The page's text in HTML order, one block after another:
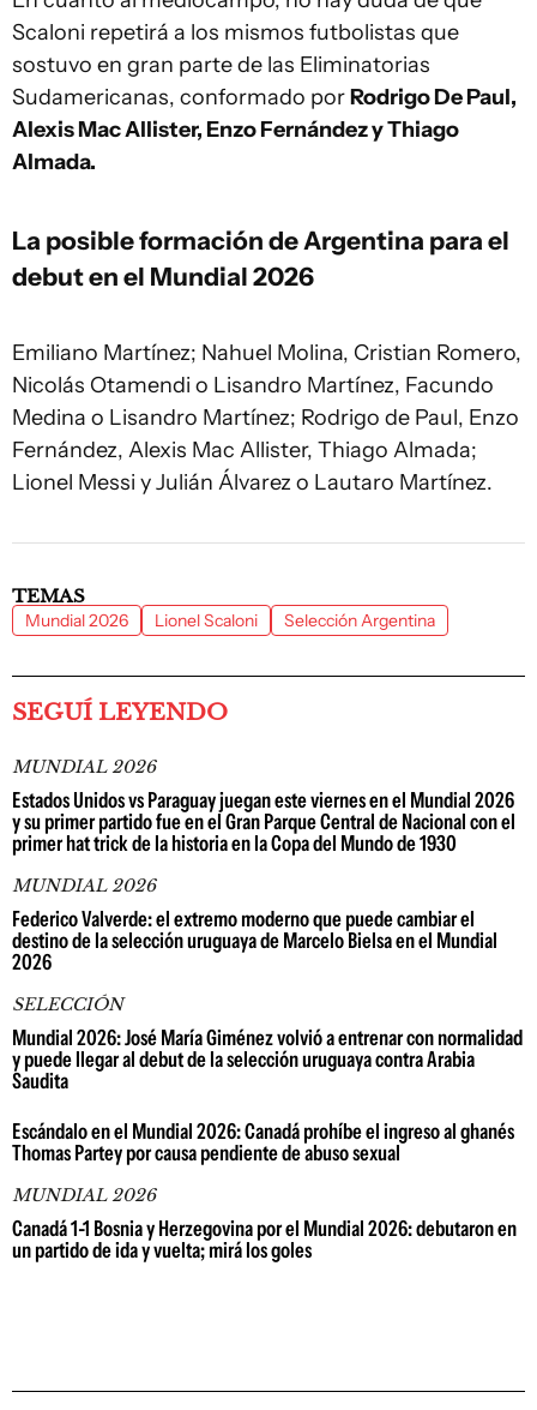
Scaloni repetirá a los mismos futbolistas que
sostuvo en gran parte de las Eliminatorias
Sudamericanas, conformado porRodrigo De Paul,
Alexis Mac Allister, Enzo Fernández y Thiago
Almada.
La posible formación de Argentina para el
debut en el Mundial 2026
Emiliano Martínez; Nahuel Molina, Cristian Romero,
Nicolás Otamendi o Lisandro Martínez, Facundo
Medina o Lisandro Martínez; Rodrigo de Paul, Enzo
Fernández, Alexis Mac Allister, Thiago Almada;
Lionel Messi y Julián Álvarez o Lautaro Martínez.
TEMAS
Mundial 2026 Lionel Scaloni Selección Argentina
SEGUÍ LEYENDO
MUNDIAL 2026
Estados Unidos vs Paraguay juegan este viernes en el Mundial 2026
y su primer partido fue en el Gran Parque Central de Nacional con el
primer hat trick de la historia en la Copa del Mundo de 1930
MUNDIAL 2026
Federico Valverde: el extremo moderno que puede cambiar el
destino de la selección uruguaya de Marcelo Bielsa en el Mundial
2026
SELECCIÓN
Mundial 2026: José María Giménez volvió a entrenar con normalidad
y puede llegar al debut de la selección uruguaya contra Arabia
Saudita
Escándalo en el Mundial 2026: Canadá prohíbe el ingreso al ghanés
Thomas Partey por causa pendiente de abuso sexual
MUNDIAL 2026
Canadá 1-1 Bosnia y Herzegovina por el Mundial 2026: debutaron en
un partido de ida y vuelta; mirá los goles